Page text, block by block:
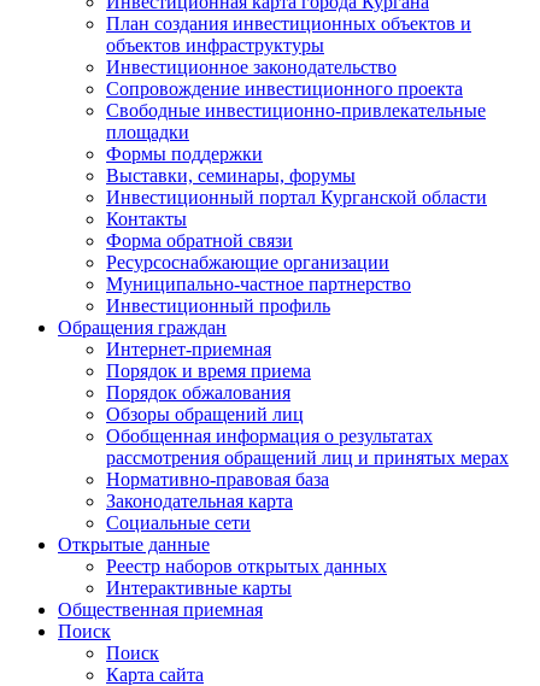
План создания инвестиционных объектов и
объектов инфраструктуры
Инвестиционное законодательство
Сопровождение инвестиционного проекта
Свободные инвестиционно-привлекательные
площадки
Формы поддержки
Выставки, семинары, форумы
Инвестиционный портал Курганской области
Контакты
Форма обратной связи
Ресурсоснабжающие организации
Муниципально-частное партнерство
Инвестиционный профиль
Обращения граждан
Интернет-приемная
Порядок и время приема
Порядок обжалования
Обзоры обращений лиц
Обобщенная информация о результатах
рассмотрения обращений лиц и принятых мерах
Нормативно-правовая база
Законодательная карта
Социальные сети
Открытые данные
Реестр наборов открытых данных
Интерактивные карты
Общественная приемная
Поиск
Поиск
Карта сайта